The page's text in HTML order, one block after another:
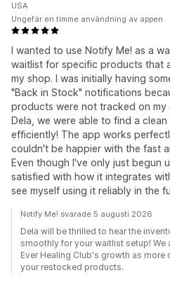
I wanted to use Notify Me! as a
waitlist for specific products that
my shop. I was initially having
"Back in Stock" notifications
products were not tracked on
Dela, we were able to find a
efficiently! The app works
couldn't be happier with the fast
Even though I've only just begun
satisfied with how it integrates
see myself using it reliably in the
USA
Ungefär en timme användning av appen
Notify Me! svarade 5 augusti 2026
Dela will be thrilled to hear the
smoothly for your waitlist setup! We
Ever Healing Club's growth as
your restocked products.